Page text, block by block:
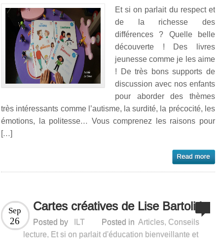
Et si on parlait du respect et
de la richesse des
différences ? Quelle belle
découverte ! Des livres
jeunesse comme je les aime
! De très bons supports de
discussion avec nos enfants
pour aborder des thèmes
très intéressants comme l’autisme, la surdité, la précocité, les
émotions, la politesse… Vous comprenez les raisons pour
[…]
Cartes créatives de Lise Bartoli !
Sep
26 Posted by ILT Posted in Articles, Conseils
lecture, Et si on parlait d'éducation bienveillante et